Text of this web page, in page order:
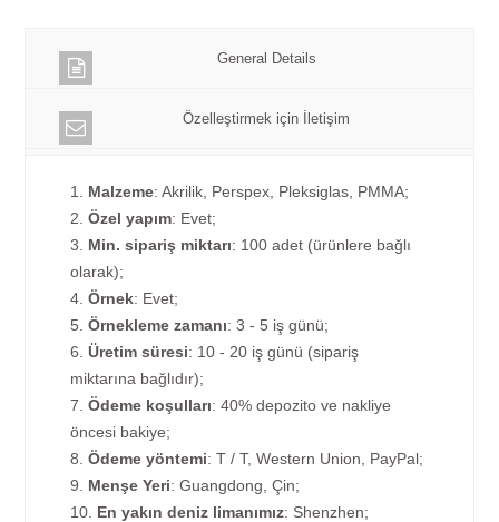
General Details
Özelleştirmek için İletişim
1. Malzeme: Akrilik, Perspex, Pleksiglas, PMMA;
2.Özel yapım: Evet;
3. Min. sipariş miktarı: 100 adet (ürünlere bağlı
olarak);
4.Örnek: Evet;
5. Örnekleme zamanı: 3 - 5 iş günü;
6.Üretim süresi: 10 - 20 iş günü (sipariş
miktarına bağlıdır);
7.Ödeme koşulları: 40% depozito ve nakliye
öncesi bakiye;
8.Ödeme yöntemi: T / T, Western Union, PayPal;
9. Menşe Yeri: Guangdong, Çin;
10. En yakın deniz limanımız: Shenzhen;